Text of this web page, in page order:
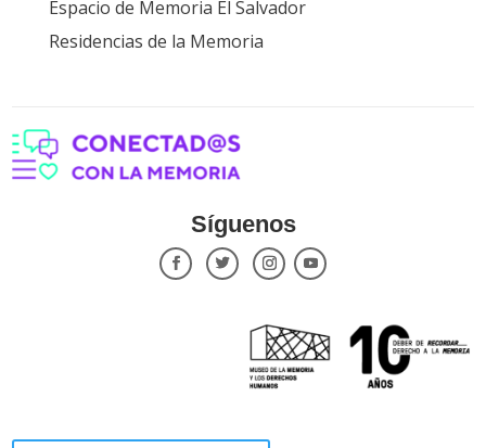
Espacio de Memoria El Salvador
Residencias de la Memoria
Síguenos